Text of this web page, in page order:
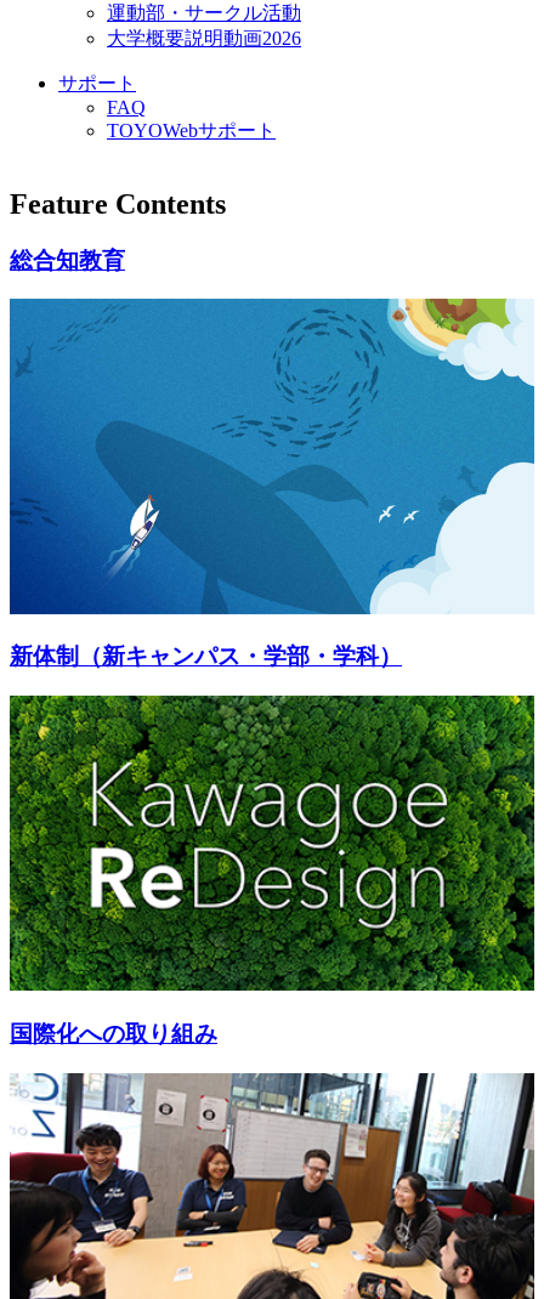
運動部・サークル活動
大学概要説明動画2026
サポート
FAQ
TOYOWebサポート
Feature Contents
総合知教育
新体制（新キャンパス・学部・学科）
国際化への取り組み